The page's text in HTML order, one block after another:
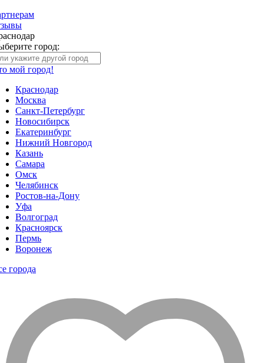
город:
мой город!
Краснодар
Москва
Санкт-Петербург
Новосибирск
Екатеринбург
Нижний Новгород
Казань
Самара
Омск
Челябинск
Ростов-на-Дону
Уфа
Волгоград
Красноярск
Пермь
Воронеж
города